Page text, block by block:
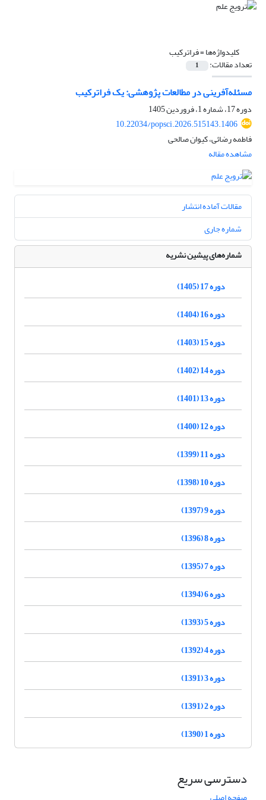
کلیدواژه‌ها =فراترکیب
تعداد مقالات: 1
مسئله‌آفرینی در مطالعات پژوهشی: یک فراترکیب
دوره 17، شماره 1، فروردین 1405
10.22034/popsci.2026.515143.1406
فاطمه رضائی، کیوان صالحی
مشاهده مقاله
مقالات آماده انتشار
شماره جاری
شماره‌های پیشین نشریه
دوره 17 (1405)
دوره 16 (1404)
دوره 15 (1403)
دوره 14 (1402)
دوره 13 (1401)
دوره 12 (1400)
دوره 11 (1399)
دوره 10 (1398)
دوره 9 (1397)
دوره 8 (1396)
دوره 7 (1395)
دوره 6 (1394)
دوره 5 (1393)
دوره 4 (1392)
دوره 3 (1391)
دوره 2 (1391)
دوره 1 (1390)
دسترسی سریع